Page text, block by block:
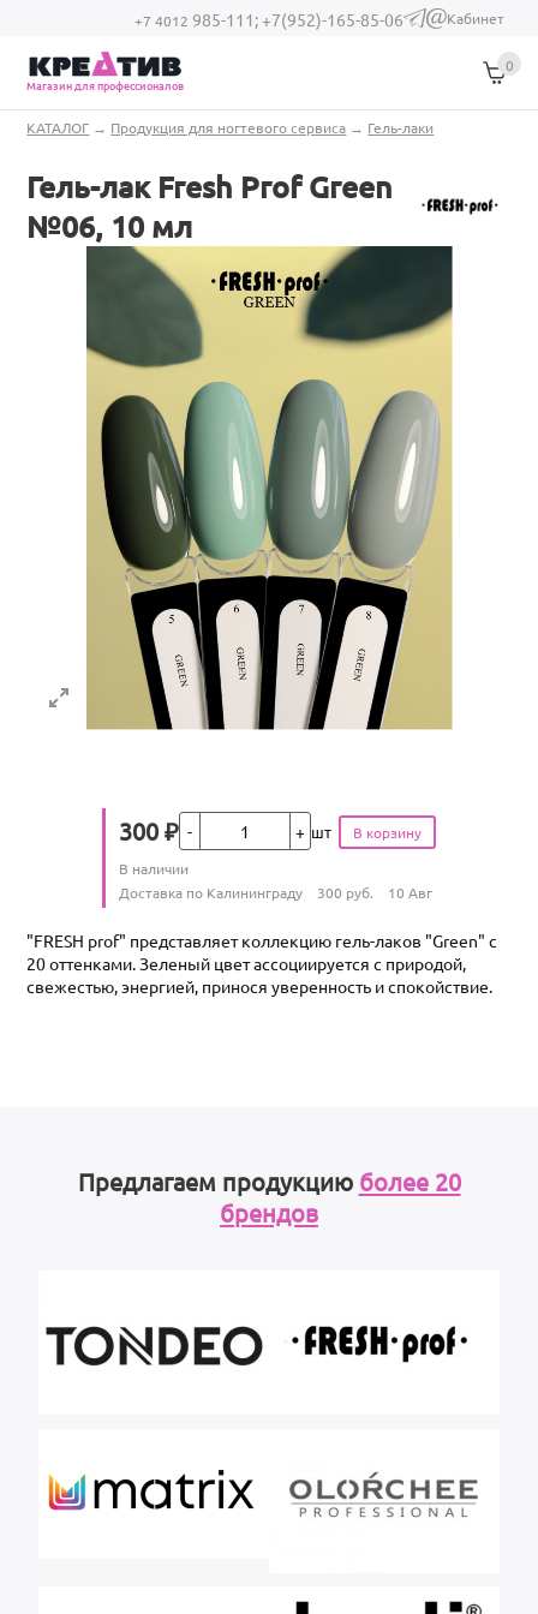
Перейти к основному содержанию
+7 4012 985-111;+7(952)-165-85-06
(link sends e-
Кабинет
Магазин для профессионалов
0
Вы здесь
КАТАЛОГ → Продукция для ногтевого сервиса → Гель-лаки
Гель-лак Fresh Prof Green
№06, 10 мл
Цена
300 ₽Кол-во шт
Количество
В наличии
Условия доставки
Доставка по Калининграду 300 руб. 10 Авг
"FRESH prof" представляет коллекцию гель-лаков "Green" с
20 оттенками. Зеленый цвет ассоциируется с природой,
свежестью, энергией, принося уверенность и спокойствие.
Предлагаем продукцию более 20
брендов